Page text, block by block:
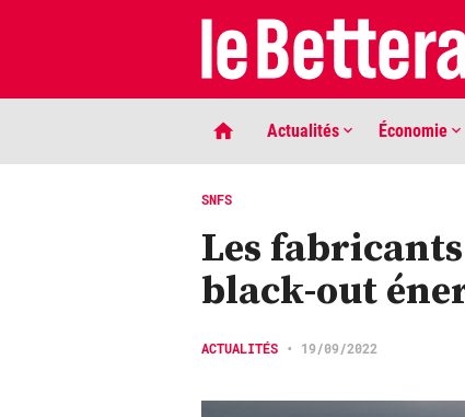
Actualités Économie
SNFS
Les
black-out
ACTUALITÉS • 19/09/2022